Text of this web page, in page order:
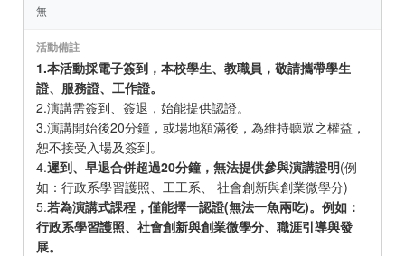
無
活動備註
1.本活動採電子簽到，本校學生、教職員，敬請攜帶學生
證、服務證、工作證。
2.演講需簽到、簽退，始能提供認證。
3.演講開始後20分鐘，或場地額滿後，為維持聽眾之權益，
恕不接受入場及簽到。
4.遲到、早退合併超過20分鐘，無法提供參與演講證明(例
如：行政系學習護照、工工系、 社會創新與創業微學分)
5.若為演講式課程，僅能擇一認證(無法一魚兩吃)。例如：
行政系學習護照、社會創新與創業微學分、職涯引導與發
展。